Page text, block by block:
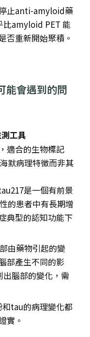
止anti-amyloid藥
比amyloid PET 能
否重新開始聚積。
能會遇到的問
工具
適合的生物標記
默病理特徵而非其
是一個有前景
的患者中有長期增
典型的認知功能下
由藥物引起的變
部產生不同的影
腦部的變化，需
tau的病理變化都
實。